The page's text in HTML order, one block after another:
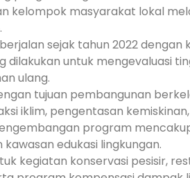
kelompok masyarakat lokal
sejak tahun 2022
dilakukan untuk mengevaluasi
ulang.
tujuan pembangunan
iklim, pengentasan
program
kawasan edukasi lingkungan.
kegiatan konservasi pesisir,